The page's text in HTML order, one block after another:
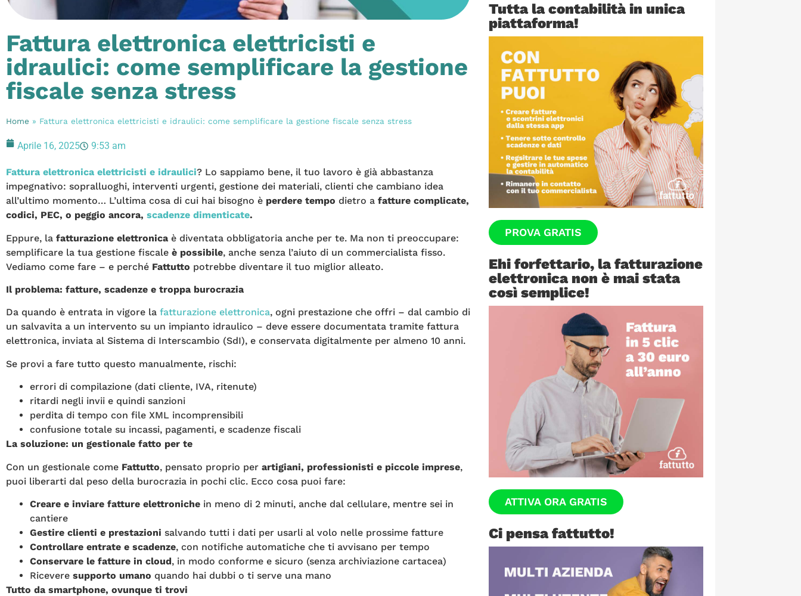
Fattura elettronica elettricisti e
idraulici: come semplificare la gestione
fiscale senza stress
Home » Fattura elettronica elettricisti e idraulici: come semplificare la gestione fiscale senza stress
Aprile 16, 2025 9:53 am
Fattura elettronica elettricisti e idraulici? Lo sappiamo bene, il tuo lavoro è già abbastanza
impegnativo: sopralluoghi, interventi urgenti, gestione dei materiali, clienti che cambiano idea
all’ultimo momento… L’ultima cosa di cui hai bisogno è perdere tempo dietro a fatture complicate,
codici, PEC, o peggio ancora, scadenze dimenticate.
Eppure, la fatturazione elettronica è diventata obbligatoria anche per te. Ma non ti preoccupare:
semplificare la tua gestione fiscale è possibile, anche senza l’aiuto di un commercialista fisso.
Vediamo come fare – e perché Fattutto potrebbe diventare il tuo miglior alleato.
Il problema: fatture, scadenze e troppa burocrazia
Da quando è entrata in vigore la fatturazione elettronica, ogni prestazione che offri – dal cambio di
un salvavita a un intervento su un impianto idraulico – deve essere documentata tramite fattura
elettronica, inviata al Sistema di Interscambio (SdI), e conservata digitalmente per almeno 10 anni.
Se provi a fare tutto questo manualmente, rischi:
errori di compilazione (dati cliente, IVA, ritenute)
ritardi negli invii e quindi sanzioni
perdita di tempo con file XML incomprensibili
confusione totale su incassi, pagamenti, e scadenze fiscali
La soluzione: un gestionale fatto per te
Con un gestionale come Fattutto, pensato proprio per artigiani, professionisti e piccole imprese,
puoi liberarti dal peso della burocrazia in pochi clic. Ecco cosa puoi fare:
Creare e inviare fatture elettroniche in meno di 2 minuti, anche dal cellulare, mentre sei in
cantiere
Gestire clienti e prestazioni salvando tutti i dati per usarli al volo nelle prossime fatture
Controllare entrate e scadenze, con notifiche automatiche che ti avvisano per tempo
Conservare le fatture in cloud, in modo conforme e sicuro (senza archiviazione cartacea)
Ricevere supporto umano quando hai dubbi o ti serve una mano
Tutto da smartphone, ovunque ti trovi
Tutta la contabilità in unica
piattaforma!
PROVA GRATIS
Ehi forfettario, la fatturazione
elettronica non è mai stata
così semplice!
ATTIVA ORA GRATIS
Ci pensa fattutto!